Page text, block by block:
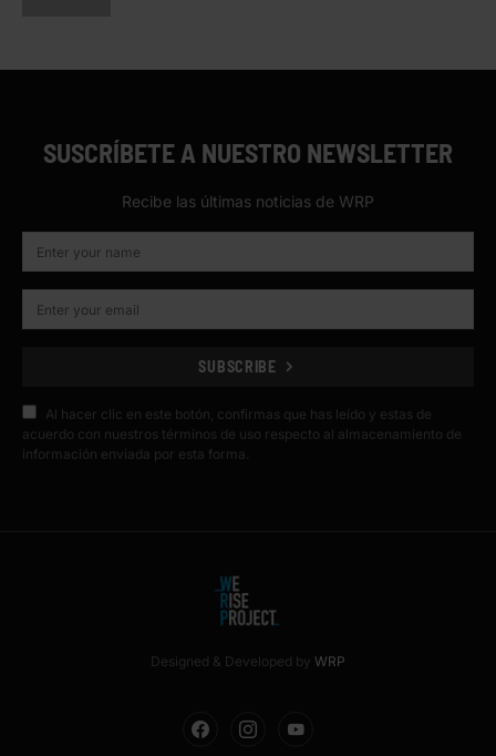
SUSCRÍBETE A NUESTRO NEWSLETTER
Recibe las últimas noticias de WRP
SUBSCRIBE
Al hacer clic en este botón, confirmas que has leído y estas de
acuerdo con nuestros términos de uso respecto al almacenamiento de
información enviada por esta forma.
Designed & Developed by WRP